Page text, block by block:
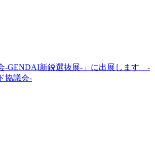
-GENDAI新鋭選抜展-」に出展します -
協議会-